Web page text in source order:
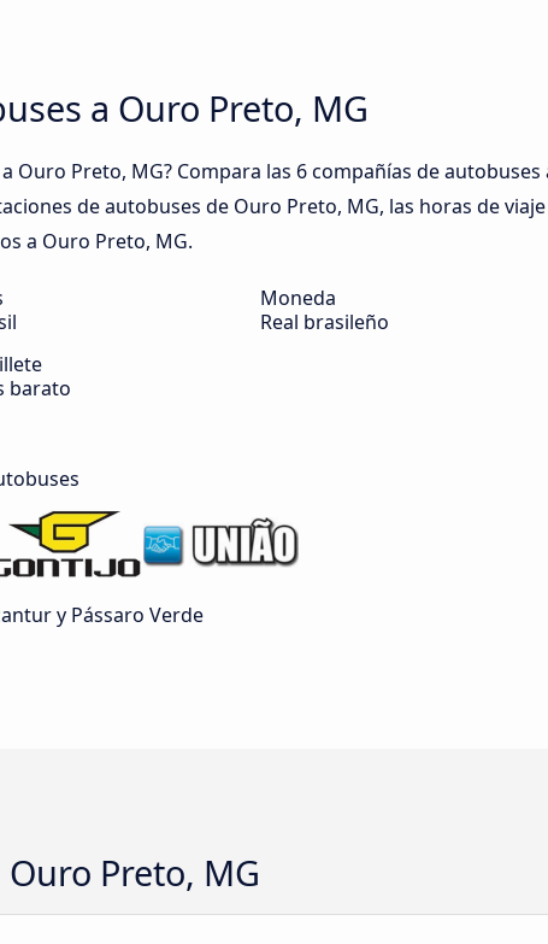
a Ouro Preto, MG
Ouro Preto, MG? Compara las 6 compañías de
de autobuses de Ouro Preto, MG, las horas de
a Ouro Preto, MG.
Moneda
Real brasileño
barato
y Pássaro Verde
Preto, MG